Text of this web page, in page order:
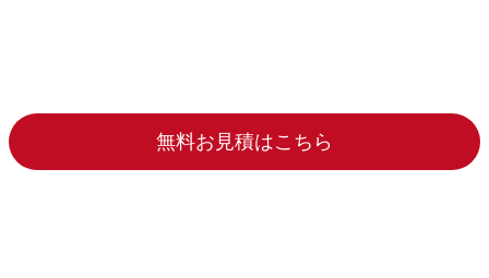
無料お見積はこちら